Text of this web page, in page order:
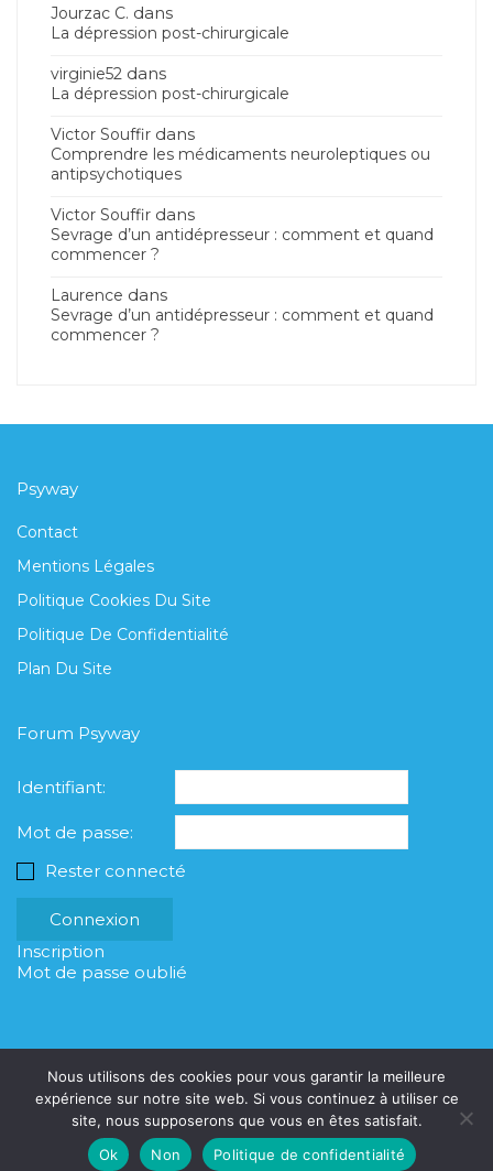
Jourzac C. dans
La dépression post-chirurgicale
virginie52 dans
La dépression post-chirurgicale
Victor Souffir dans
Comprendre les médicaments neuroleptiques ou
antipsychotiques
Victor Souffir dans
Sevrage d’un antidépresseur : comment et quand
commencer ?
Laurence dans
Sevrage d’un antidépresseur : comment et quand
commencer ?
Psyway
Contact
Mentions Légales
Politique Cookies Du Site
Politique De Confidentialité
Plan Du Site
Forum Psyway
Identifiant:
Mot de passe:
Rester connecté
Connexion
Inscription
Mot de passe oublié
© Copyright Psyway 2023
Nous utilisons des cookies pour vous garantir la meilleure
expérience sur notre site web. Si vous continuez à utiliser ce
site, nous supposerons que vous en êtes satisfait.
Ok
Non Politique de confidentialité